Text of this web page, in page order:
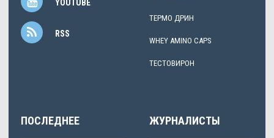
YOUTUBE
RSS
ТЕРМО ДРИН
WHEY AMINO CAPS
ТЕСТОВИРОН
ПОСЛЕДНЕЕ ЖУРНАЛИСТЫ